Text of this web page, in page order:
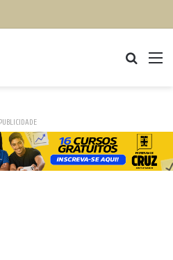
desequilíbrio financeiro das famílias
PUBLICIDADE